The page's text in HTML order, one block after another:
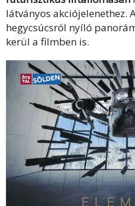
látványos akciójelenethez.
hegycsúcsról nyíló
kerül a filmben is.